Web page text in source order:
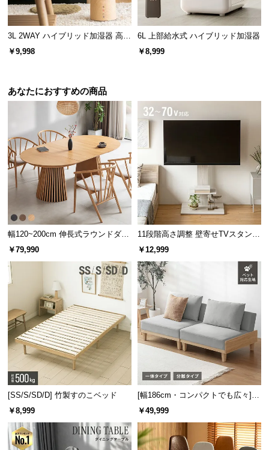
3L 2WAY ハイブリッド加湿器 高さ
調整可能
￥9,998
6L 上部給水式 ハイブリッド加湿器
￥8,999
あなたにおすすめの商品
幅120~200cm 伸長式ラウンドダイ
ニングテーブル 6人掛け 天然木突
￥79,990
11段階高さ調整 壁寄せTVスタンド
キャスター付き 上下左右角度調節
￥12,999
[SS/S/SD/D] 竹製すのこベッド
￥8,999
[幅186cm・コンパクトでも広々] 3
人掛けソファベッド リクライニン
￥49,999